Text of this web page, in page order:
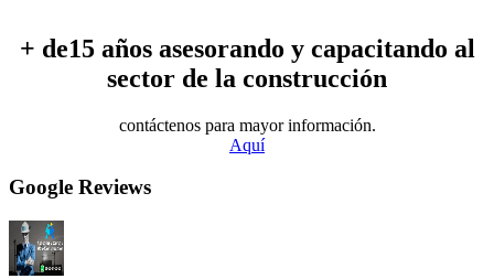
+ de15 años asesorando y capacitando al
sector de la construcción
contáctenos para mayor información.
Aquí
Google Reviews